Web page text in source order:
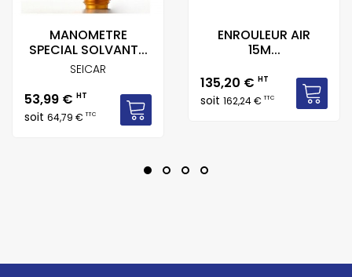
MANOMETRE
SPECIAL SOLVANT...
SEICAR
Prix
53,99 € HT
soit 64,79 €TTC
ENROULEUR AIR
15M...
Prix
135,20 € HT
soit 162,24 €TTC